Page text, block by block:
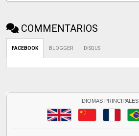
COMMENTARIOS
FACEBOOK BLOGGER DISQUS
IDIOMAS PRINCIPALES